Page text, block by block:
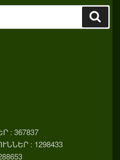
: 367837
: 1298433